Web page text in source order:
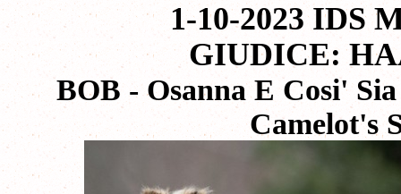
1-10-2023 IDS
GIUDICE:
BOB - Osanna E Cosi'
Camelot's